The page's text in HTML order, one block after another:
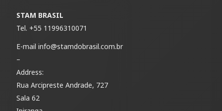
STAM BRASIL
Tel. +55 11996310071
E-mailinfo@stamdobrasil.com.br
–
Address:
Rua Arcipreste Andrade, 727
Sala 62